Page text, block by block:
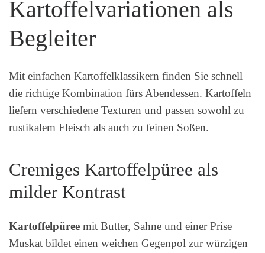
Kartoffelvariationen als
Begleiter
Mit einfachen Kartoffelklassikern finden Sie schnell
die richtige Kombination fürs Abendessen. Kartoffeln
liefern verschiedene Texturen und passen sowohl zu
rustikalem Fleisch als auch zu feinen Soßen.
Cremiges Kartoffelpüree als
milder Kontrast
Kartoffelpüree mit Butter, Sahne und einer Prise
Muskat bildet einen weichen Gegenpol zur würzigen